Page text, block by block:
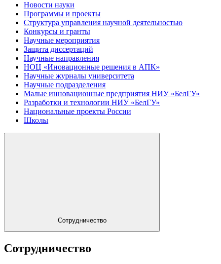
Новости науки
Программы и проекты
Структура управления научной деятельностью
Конкурсы и гранты
Научные мероприятия
Защита диссертаций
Научные направления
НОЦ «Иновационные решения в АПК»
Научные журналы университета
Научные подразделения
Малые инновационные предприятия НИУ «БелГУ»
Разработки и технологии НИУ «БелГУ»
Национальные проекты России
Школы
Сотрудничество
Сотрудничество